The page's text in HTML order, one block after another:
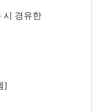
시 경유한
]